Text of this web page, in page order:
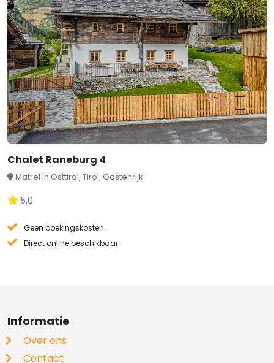
Chalet Raneburg 4
Matrei in Osttirol, Tirol, Oostenrijk
5,0
Geen boekingskosten
Direct online beschikbaar
Informatie
Over ons
Contact